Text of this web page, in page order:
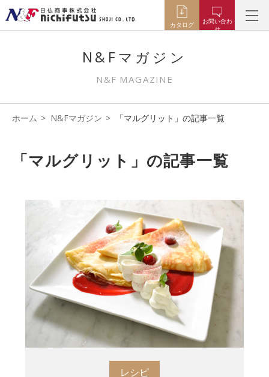
カタログ
お問い合わ
せ
N&Fマガジン
N&F MAGAZINE
ホーム N&Fマガジン 「マルグリット」の記事一覧
「マルグリット」の記事一覧
レシピ